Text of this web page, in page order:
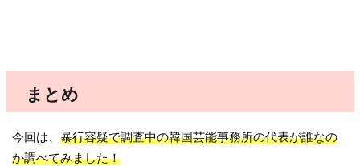
まとめ
今回は、暴行容疑で調査中の韓国芸能事務所の代表が誰なの
か調べてみました！